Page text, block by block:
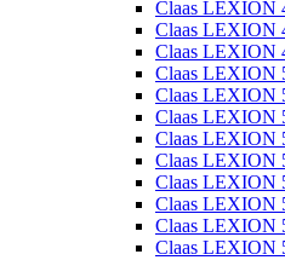
Claas LEXION
Claas LEXION
Claas LEXION
Claas LEXION
Claas LEXION
Claas LEXION
Claas LEXION
Claas LEXION
Claas LEXION
Claas LEXION
Claas LEXION
Claas LEXION